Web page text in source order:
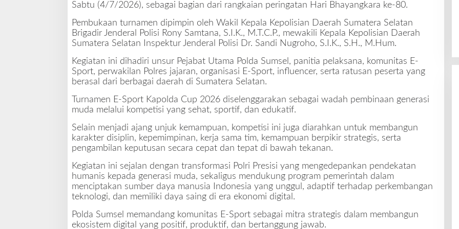
a
e
m
b
n
a
n
G
n
e
r
s
i
M
u
d
Sabtu (4/7/2026), sebagai bagian dari rangkaian peringatan Hari Bhayangkara ke-80.
Pembukaan turnamen dipimpin oleh Wakil Kepala Kepolisian Daerah Sumatera Selatan
Brigadir Jenderal Polisi Rony Samtana, S.I.K., M.T.C.P., mewakili Kepala Kepolisian Daerah
Sumatera Selatan Inspektur Jenderal Polisi Dr. Sandi Nugroho, S.I.K., S.H., M.Hum.
Kegiatan ini dihadiri unsur Pejabat Utama Polda Sumsel, panitia pelaksana, komunitas E-
Sport, perwakilan Polres jajaran, organisasi E-Sport, influencer, serta ratusan peserta yang
berasal dari berbagai daerah di Sumatera Selatan.
Turnamen E-Sport Kapolda Cup 2026 diselenggarakan sebagai wadah pembinaan generasi
muda melalui kompetisi yang sehat, sportif, dan edukatif.
Selain menjadi ajang unjuk kemampuan, kompetisi ini juga diarahkan untuk membangun
karakter disiplin, kepemimpinan, kerja sama tim, kemampuan berpikir strategis, serta
pengambilan keputusan secara cepat dan tepat di bawah tekanan.
Kegiatan ini sejalan dengan transformasi Polri Presisi yang mengedepankan pendekatan
humanis kepada generasi muda, sekaligus mendukung program pemerintah dalam
menciptakan sumber daya manusia Indonesia yang unggul, adaptif terhadap perkembangan
teknologi, dan memiliki daya saing di era ekonomi digital.
Polda Sumsel memandang komunitas E-Sport sebagai mitra strategis dalam membangun
ekosistem digital yang positif, produktif, dan bertanggung jawab.